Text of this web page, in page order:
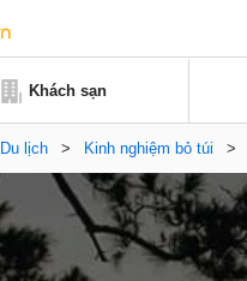
Khách sạn
Du lịch > Kinh nghiệm bỏ túi >